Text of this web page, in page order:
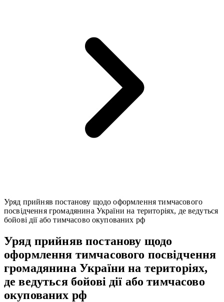
Уряд прийняв постанову щодо оформлення тимчасового
посвідчення громадянина України на територіях, де ведуться
бойові дії або тимчасово окупованих рф
Уряд прийняв постанову щодо
оформлення тимчасового посвідчення
громадянина України на територіях,
де ведуться бойові дії або тимчасово
окупованих рф